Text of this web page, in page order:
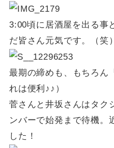
3:00頃に居酒屋を出る事
だ皆さん元気です。（笑）
最期の締めも、もちろん
れは便利♪♪）
菅さんと井坂さんはタク
ンバーで始発まで待機。
した！